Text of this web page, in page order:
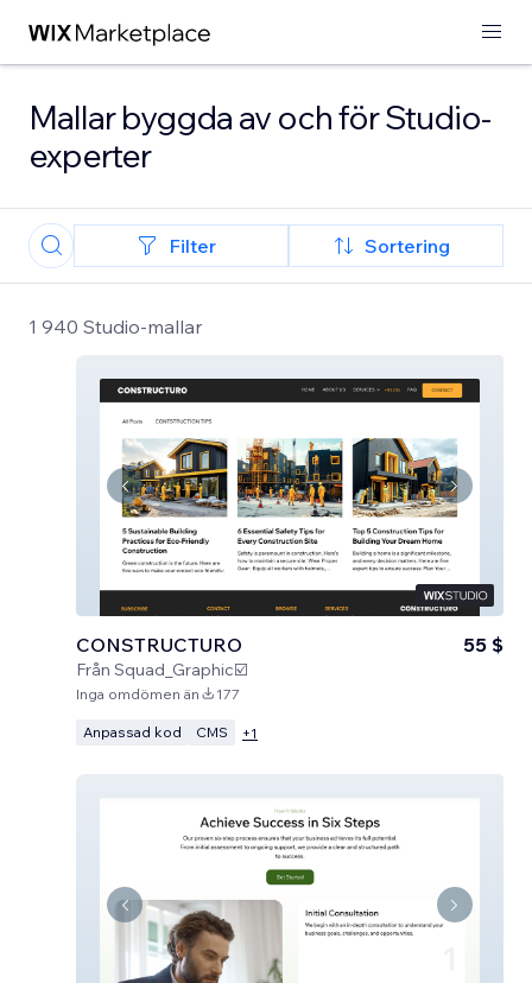
Mallar byggda av och för Studio-
experter
Filter Sortering
1 940 Studio-mallar
CONSTRUCTURO
Från Squad_Graphic☑️
55 $
Inga omdömen än 177
Anpassad kod CMS +1